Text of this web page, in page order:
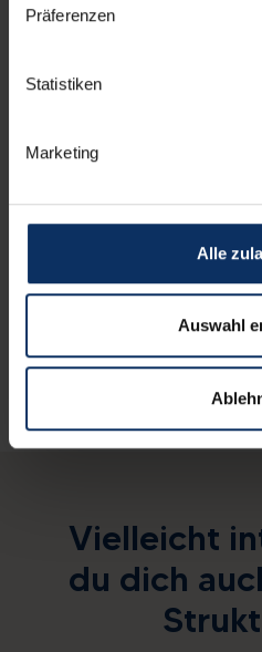
Präferenzen
Statistiken
Marketing
Alle
Auswahl
Ausstattung der
Andere
Vielleicht
du dich